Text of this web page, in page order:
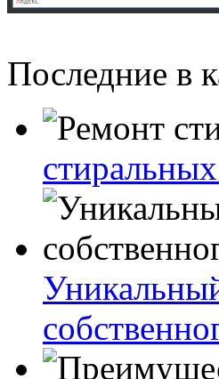
Последние в